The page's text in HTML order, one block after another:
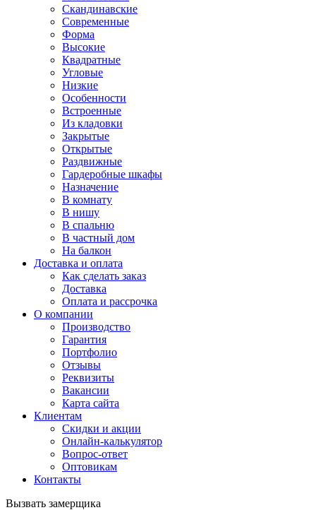
Скандинавские
Современные
Форма
Высокие
Квадратные
Угловые
Низкие
Особенности
Встроенные
Из кладовки
Закрытые
Открытые
Раздвижные
Гардеробные шкафы
Назначение
В комнату
В нишу
В спальню
В частный дом
На балкон
Доставка и оплата
Как сделать заказ
Доставка
Оплата и рассрочка
О компании
Производство
Гарантия
Портфолио
Отзывы
Реквизиты
Вакансии
Карта сайта
Клиентам
Скидки и акции
Онлайн-калькулятор
Вопрос-ответ
Оптовикам
Контакты
Вызвать замерщика